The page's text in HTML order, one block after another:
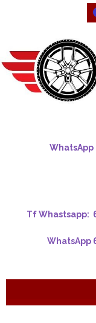
Telf.
WhatsApp
Telf.
Telf. 91
Tf Whastsapp:
WhatsApp